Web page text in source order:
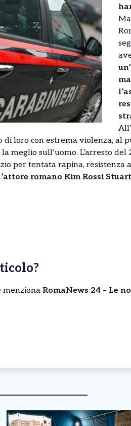
loro con estrema violenza, al
meglio sull’uomo. L’arresto
per tentata rapina, resistenza
romano Kim Rossi Stuart
menziona RomaNews 24 – Le